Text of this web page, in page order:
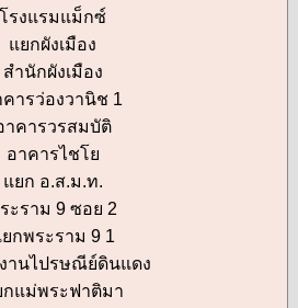
โรงแรมแม็กซ์
แยกผังเมือง
สำนักผังเมือง
คารว่องวานิช 1
าคารวรสมบัติ
อาคารไชโย
แยก อ.ส.ม.ท.
ะราม 9 ซอย 2
กพระราม 9 1
านไปรษณีย์ดินแดง
กแม่พระฟาติมา